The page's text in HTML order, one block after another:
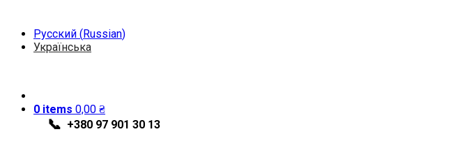
contentРусский (Russian)
Українська
0 items 0,00 ₴
📞 +380 97 901 30 13